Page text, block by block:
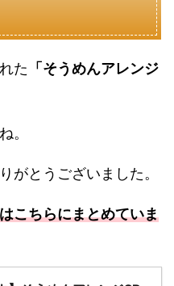
た 「そうめんアレンジ
。
がとうございました。
こちらにまとめていま